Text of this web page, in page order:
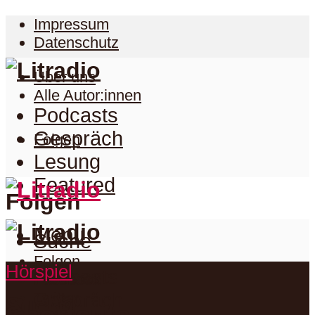
Impressum
Datenschutz
Über uns
Alle Autor:innen
Folgen
Folgen
Folgen
Facebook
Podcasts
Gespräch
Lesung
Featured
Menu
Suche
Podcasts
Hörspiel